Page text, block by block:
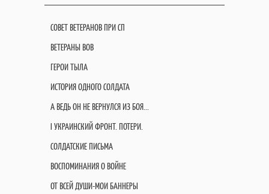
СОВЕТ ВЕТЕРАНОВ ПРИ СП
ВЕТЕРАНЫ ВОВ
ГЕРОИ ТЫЛА
ИСТОРИЯ ОДНОГО СОЛДАТА
А ВЕДЬ ОН НЕ ВЕРНУЛСЯ ИЗ БОЯ...
I УКРАИНСКИЙ ФРОНТ. ПОТЕРИ.
СОЛДАТСКИЕ ПИСЬМА
ВОСПОМИНАНИЯ О ВОЙНЕ
ОТ ВСЕЙ ДУШИ-МОИ БАННЕРЫ